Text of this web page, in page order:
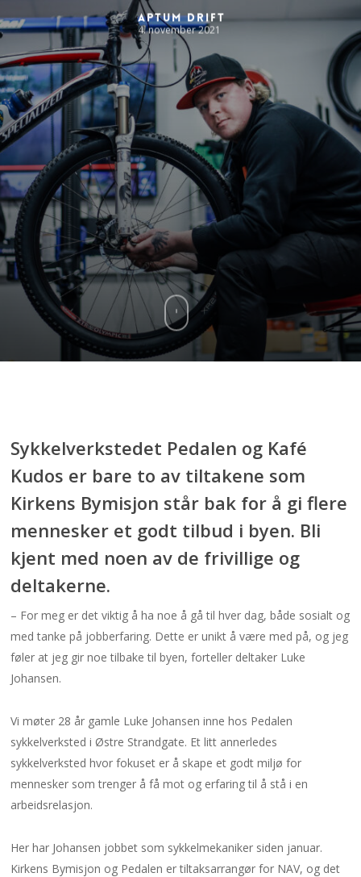
Aptum Drift
4. november 2021
Sykkelverkstedet Pedalen og Kafé
Kudos er bare to av tiltakene som
Kirkens Bymisjon står bak for å gi flere
mennesker et godt tilbud i byen. Bli
kjent med noen av de frivillige og
deltakerne.
– For meg er det viktig å ha noe å gå til hver dag, både sosialt og
med tanke på jobberfaring. Dette er unikt å være med på, og jeg
føler at jeg gir noe tilbake til byen, forteller deltaker Luke
Johansen.
Vi møter 28 år gamle Luke Johansen inne hos Pedalen
sykkelverksted i Østre Strandgate. Et litt annerledes
sykkelverksted hvor fokuset er å skape et godt miljø for
mennesker som trenger å få mot og erfaring til å stå i en
arbeidsrelasjon.
Her har Johansen jobbet som sykkelmekaniker siden januar.
Kirkens Bymisjon og Pedalen er tiltaksarrangør for NAV, og det